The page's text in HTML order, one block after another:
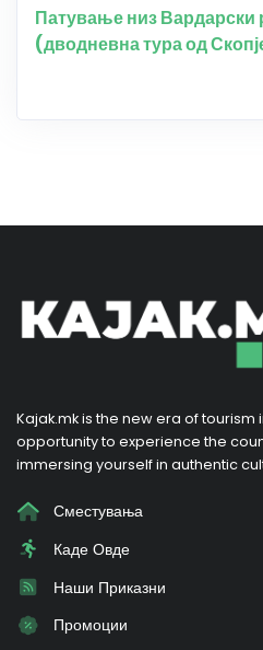
Патување низ Вардарски
(дводневна тура од
Kajak.mk is the new era of
opportunity to experience the
immersing yourself in authentic
Сместувања
Каде Овде
Наши Приказни
Промоции